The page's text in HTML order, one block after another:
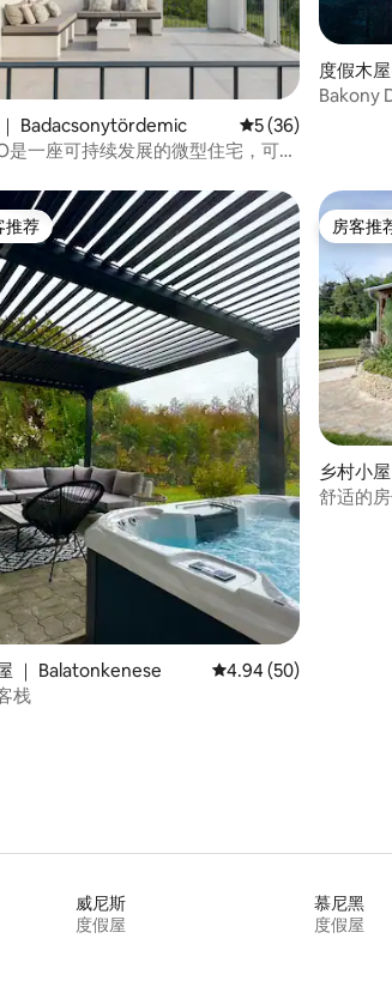
分 5 分），共 77 条评价
Badacsonytördemic 平均评分 5 分（满
5 (36)
是一座可持续发展的微型住宅，可欣
度假木
ó
Bakony
分 5 分），共 50 条评价
推荐
推荐
｜ Balatonkenese 平均评分 4.94 分（满
4.94 (50)
栈
房客推
房客推
乡村小
舒适的
威尼斯
度假屋
慕尼黑
度假屋